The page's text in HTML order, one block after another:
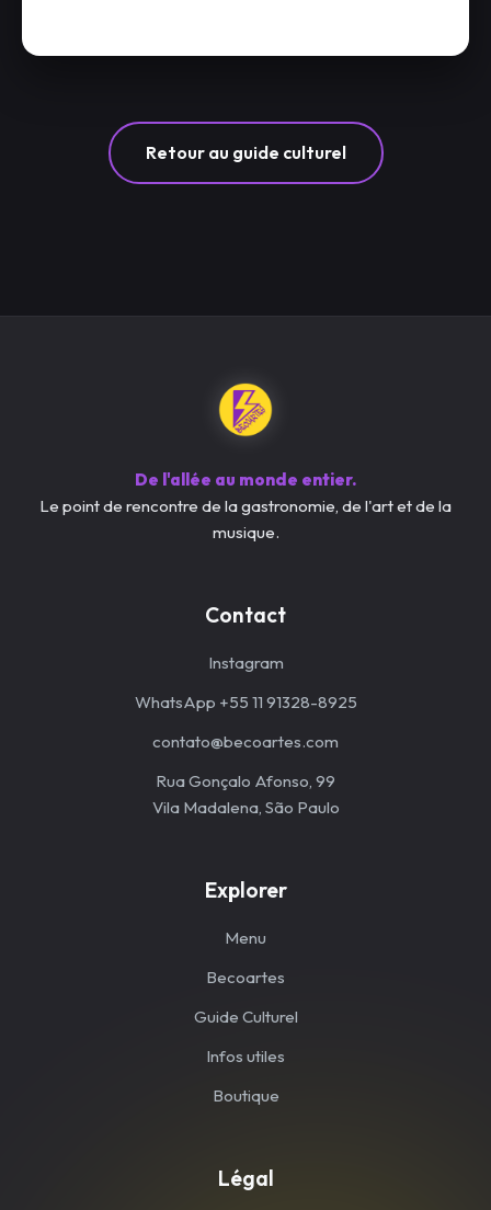
Retour au guide culturel
De l'allée au monde entier.
Le point de rencontre de la gastronomie, de l'art et de la
musique.
Contact
Instagram
WhatsApp +55 11 91328-8925
contato@becoartes.com
Rua Gonçalo Afonso, 99
Vila Madalena, São Paulo
Explorer
Menu
Becoartes
Guide Culturel
Infos utiles
Boutique
Légal